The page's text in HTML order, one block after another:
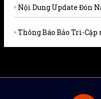
Nội Dung Update Đón
Thông Báo Bảo Trì-